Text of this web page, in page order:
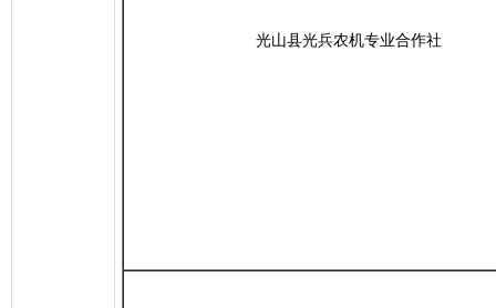
光山县光兵农机专业合作社